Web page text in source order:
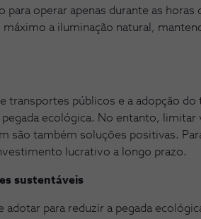
para operar apenas durante as
a iluminação natural,
transportes públicos e a adopção
pegada ecológica. No entanto,
são também soluções positivas.
lucrativo a longo prazo.
sustentáveis
adotar para reduzir a pegada